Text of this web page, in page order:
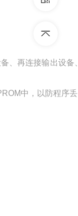
、再连接输出设备
中，以防程序